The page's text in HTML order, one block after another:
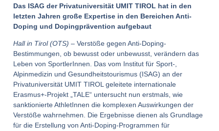
Das ISAG der Privatuniversität UMIT TIROL hat in den
letzten Jahren große Expertise in den Bereichen Anti-
Doping und Dopingprävention aufgebaut
Hall in Tirol (OTS) – Verstöße gegen Anti-Doping-
Bestimmungen, ob bewusst oder unbewusst, verändern das
Leben von SportlerInnen. Das vom Institut für Sport-,
Alpinmedizin und Gesundheitstourismus (ISAG) an der
Privatuniversität UMIT TIROL geleitete internationale
Erasmus+-Projekt „TALE“ untersucht nun erstmals, wie
sanktionierte AthletInnen die komplexen Auswirkungen der
Verstöße wahrnehmen. Die Ergebnisse dienen als Grundlage
für die Erstellung von Anti-Doping-Programmen für